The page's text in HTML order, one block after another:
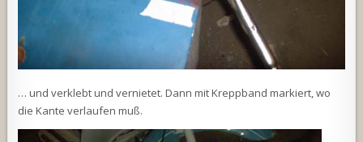
… und verklebt und vernietet. Dann mit Kreppband markiert, wo
die Kante verlaufen muß.